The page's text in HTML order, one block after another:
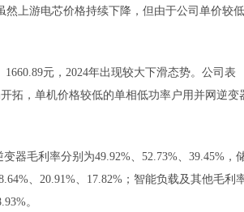
然上游电芯价格持续下降，但由于公司单价较低
元，2024年出现较大下滑态势。公司表
拓，单机价格较低的单相低功率户用并网逆变
器毛利率分别为49.92%、52.73%、39.45%，
、20.91%、17.82%；智能负载及其他毛利
。